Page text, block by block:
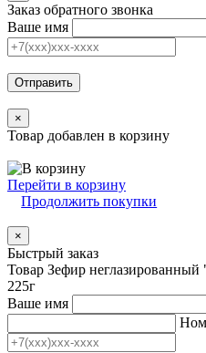
Заказ обратного звонка
Ваше имя
Отправить
×
Товар добавлен в корзину
Перейти в корзину
Продолжить покупки
×
Быстрый заказ
Товар Зефир
225г
Ваше имя